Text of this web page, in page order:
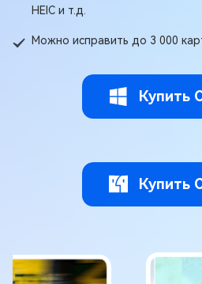
HEIC и т.д.
Можно исправить до 3 000
Купить
Купить